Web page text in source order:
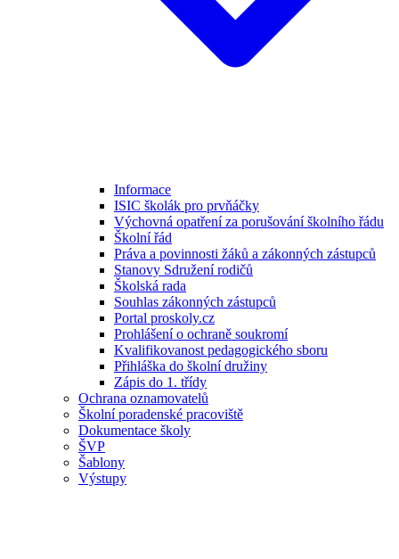
Informace
ISIC školák pro prvňáčky
Výchovná opatření za porušování školního řádu
Školní řád
Práva a povinnosti žáků a zákonných zástupců
Stanovy Sdružení rodičů
Školská rada
Souhlas zákonných zástupců
Portal proskoly.cz
Prohlášení o ochraně soukromí
Kvalifikovanost pedagogického sboru
Přihláška do školní družiny
Zápis do 1. třídy
Ochrana oznamovatelů
Školní poradenské pracoviště
Dokumentace školy
ŠVP
Šablony
Výstupy